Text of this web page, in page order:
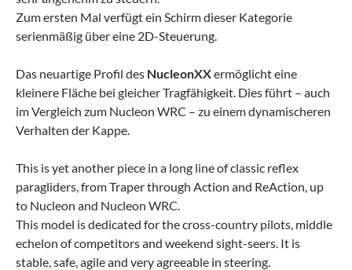
Zum ersten Mal verfügt ein Schirm dieser Kategorie
serienmäßig über eine 2D-Steuerung.
Das neuartige Profil des NucleonXXermöglicht eine
kleinere Fläche bei gleicher Tragfähigkeit. Dies führt – auch
im Vergleich zum Nucleon WRC – zu einem dynamischeren
Verhalten der Kappe.
This is yet another piece in a long line of classic reflex
paragliders, from Traper through Action and ReAction, up
to Nucleon and Nucleon WRC.
This model is dedicated for the cross-country pilots, middle
echelon of competitors and weekend sight-seers. It is
stable, safe, agile and very agreeable in steering.